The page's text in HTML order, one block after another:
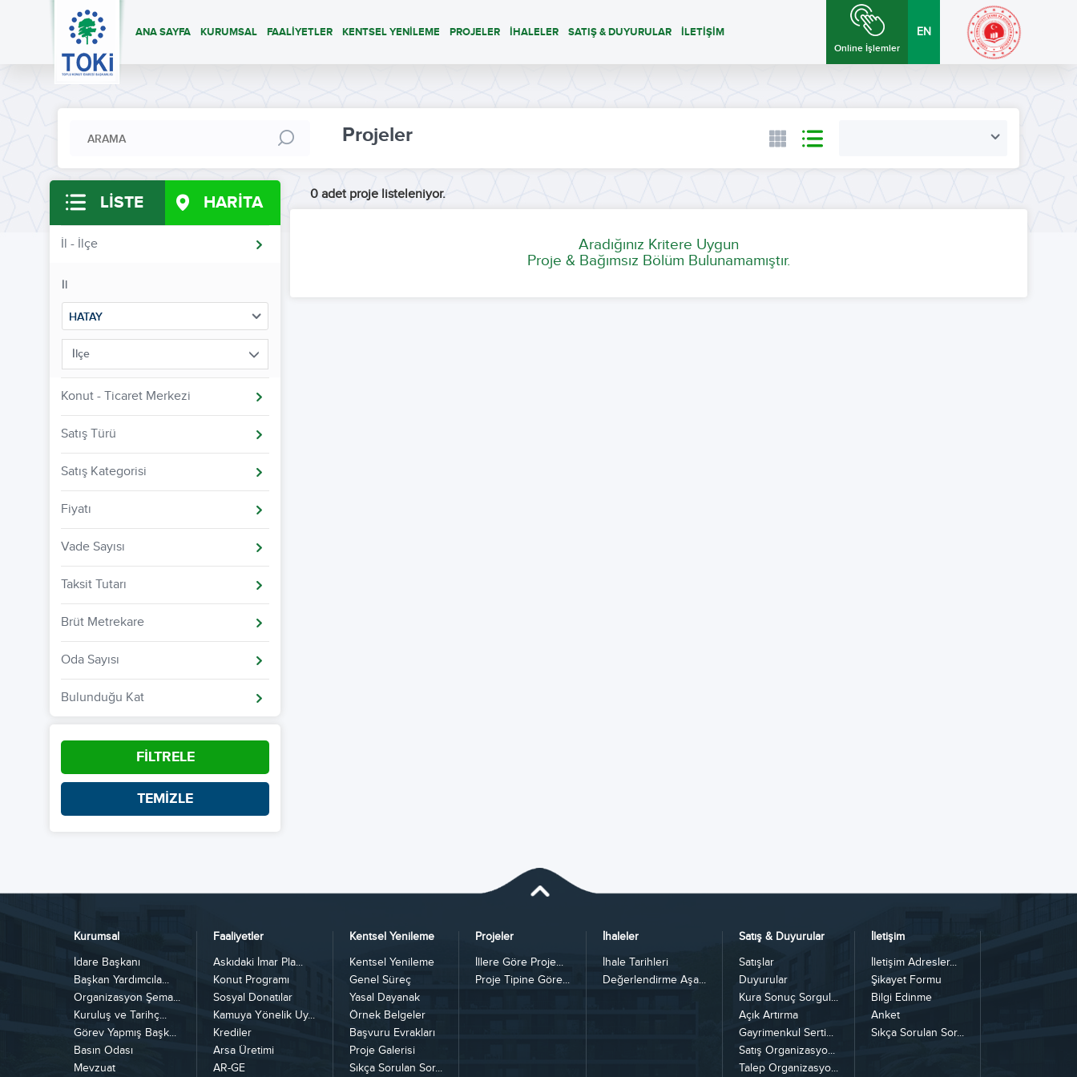
ANA SAYFA KURUMSAL FAALİYETLER KENTSEL YENİLEME PROJELER İHALELER SATIŞ & DUYURULAR İLETİŞİM
Online İşlemler
EN
Projeler
LİSTE HARİTA
İl - İlçe
İl
HATAY
İlçe
Konut - Ticaret Merkezi
Satış Türü
Satış Kategorisi
Fiyatı
Vade Sayısı
Taksit Tutarı
Brüt Metrekare
Oda Sayısı
Bulunduğu Kat
FİLTRELE
TEMİZLE
0 adet proje listeleniyor.
Aradığınız Kritere Uygun
Proje & Bağımsız Bölüm Bulunamamıştır.
Kurumsal
İdare Başkanı
Başkan Yardımcıla...
Organizasyon Şema...
Kuruluş ve Tarihç...
Görev Yapmış Başk...
Basın Odası
Mevzuat
Faaliyetler
Askıdaki İmar Pla...
Konut Programı
Sosyal Donatılar
Kamuya Yönelik Uy...
Krediler
Arsa Üretimi
AR-GE
Kentsel Yenileme
Kentsel Yenileme
Genel Süreç
Yasal Dayanak
Örnek Belgeler
Başvuru Evrakları
Proje Galerisi
Sıkça Sorulan Sor...
Projeler
İllere Göre Proje...
Proje Tipine Göre...
İhaleler
İhale Tarihleri
Değerlendirme Aşa...
Satış & Duyurular
Satışlar
Duyurular
Kura Sonuç Sorgul...
Açık Artırma
Gayrimenkul Serti...
Satış Organizasyo...
Talep Organizasyo...
İletişim
İletişim Adresler...
Şikayet Formu
Bilgi Edinme
Anket
Sıkça Sorulan Sor...